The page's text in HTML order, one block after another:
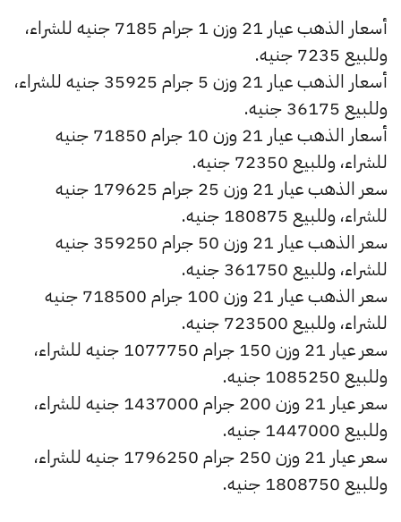
أسعار الذهب عيار 21 وزن 1 جرام 7185 جنيه للشراء،
وللبيع 7235 جنيه.
أسعار الذهب عيار 21 وزن 5 جرام 35925 جنيه للشراء،
وللبيع 36175 جنيه.
أسعار الذهب عيار 21 وزن 10 جرام 71850 جنيه
للشراء، وللبيع 72350 جنيه.
سعر الذهب عيار 21 وزن 25 جرام 179625 جنيه
للشراء، وللبيع 180875 جنيه.
سعر الذهب عيار 21 وزن 50 جرام 359250 جنيه
للشراء، وللبيع 361750 جنيه.
سعر الذهب عيار 21 وزن 100 جرام 718500 جنيه
للشراء، وللبيع 723500 جنيه.
سعر عيار 21 وزن 150 جرام 1077750 جنيه للشراء،
وللبيع 1085250 جنيه.
سعر عيار 21 وزن 200 جرام 1437000 جنيه للشراء،
وللبيع 1447000 جنيه.
سعر عيار 21 وزن 250 جرام 1796250 جنيه للشراء،
وللبيع 1808750 جنيه.